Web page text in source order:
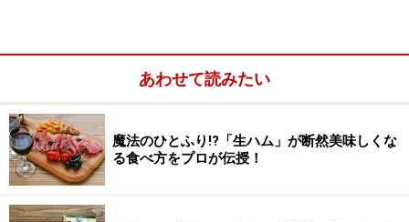
あわせて読みたい
魔法のひとふり!?「生ハム」が断然美味しくな
る食べ方をプロが伝授！